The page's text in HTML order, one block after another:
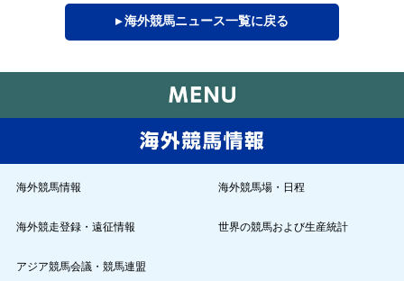
▸ 海外競馬ニュース一覧に戻る
海外競馬情報 海外競馬場・日程
海外競走登録・遠征情報 世界の競馬および生産統計
アジア競馬会議・競馬連盟